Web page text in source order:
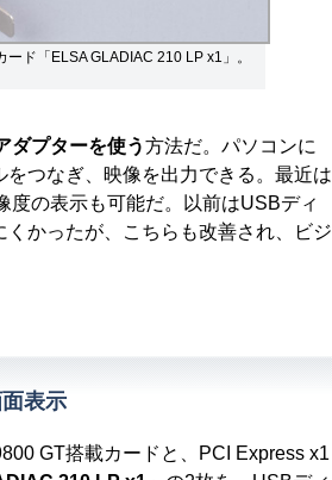
ド「ELSA GLADIAC 210 LP x1」。
ダプターを使う方法だ。パソコンに
つなぎ、映像を出力できる。最近は
度の表示も可能だ。以前はUSBディ
かったが、こちらも改善され、ビジ
表示
GT搭載カードと、PCI Express x1